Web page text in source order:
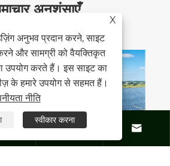
अनुशंसाएँ
 
X
अनुभव प्रदान करने, साइट
और सामग्री को वैयक्तिकृत
करते हैं। इस साइट का
के हमारे उपयोग से सहमत हैं।
नीति
स्वीकार करना